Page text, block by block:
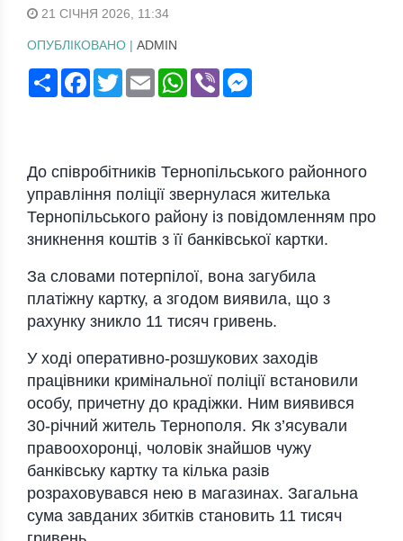
21 СІЧНЯ 2026, 11:34
ОПУБЛІКОВАНО | ADMIN
ПоширитиFacebook
TwitterEmail WhatsApp
Viber
До співробітників Тернопільського районного
управління поліції звернулася жителька
Тернопільського району із повідомленням про
зникнення коштів з її банківської картки.
За словами потерпілої, вона загубила
платіжну картку, а згодом виявила, що з
рахунку зникло 11 тисяч гривень.
У ході оперативно-розшукових заходів
працівники кримінальної поліції встановили
особу, причетну до крадіжки. Ним виявився
30-річний житель Тернополя. Як з’ясували
правоохоронці, чоловік знайшов чужу
банківську картку та кілька разів
розраховувався нею в магазинах. Загальна
сума завданих збитків становить 11 тисяч